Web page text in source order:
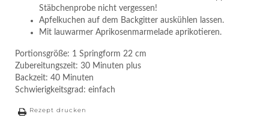
Stäbchenprobe nicht vergessen!
Apfelkuchen auf dem Backgitter auskühlen lassen.
Mit lauwarmer Aprikosenmarmelade aprikotieren.
Portionsgröße: 1 Springform 22 cm
Zubereitungszeit: 30 Minuten plus
Backzeit: 40 Minuten
Schwierigkeitsgrad: einfach
Rezept drucken